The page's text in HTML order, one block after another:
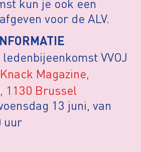
kun je ook een
voor de ALV.
VVOJ
Knack Magazine,
1130 Brussel
13 juni, van
uur